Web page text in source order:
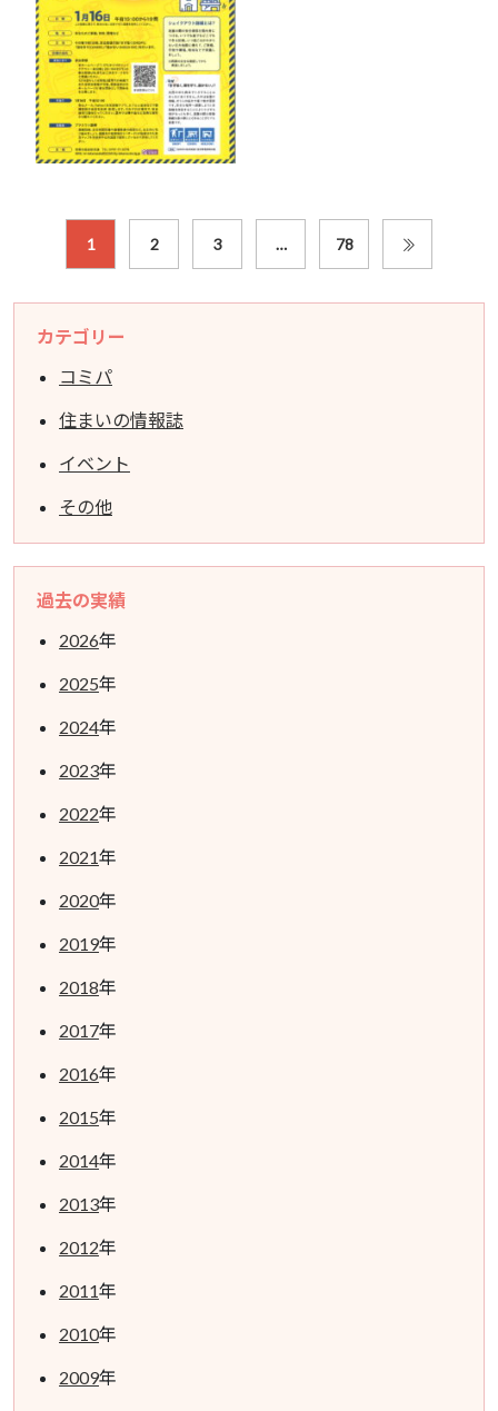
1 2 3 … 78
カテゴリー
コミパ
住まいの情報誌
イベント
その他
過去の実績
2026年
2025年
2024年
2023年
2022年
2021年
2020年
2019年
2018年
2017年
2016年
2015年
2014年
2013年
2012年
2011年
2010年
2009年